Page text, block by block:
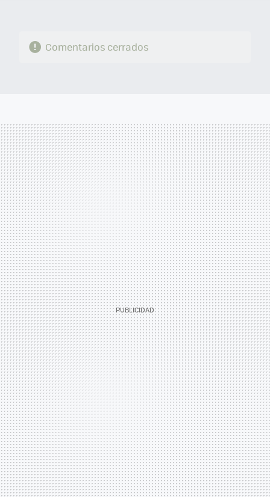
Comentarios cerrados